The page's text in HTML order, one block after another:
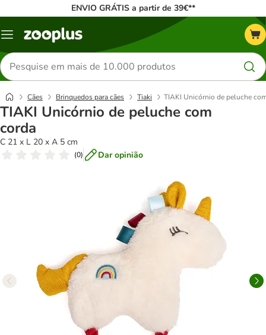
ENVIO GRÁTIS a partir de 39€**
Menu
Pesquisar
produtos
Cães Brinquedos para cães Tiaki TIAKI Unicórnio de peluche
TIAKI Unicórnio de peluche com
corda
C 21 x L 20 x A 5 cm
(0) Dar opinião